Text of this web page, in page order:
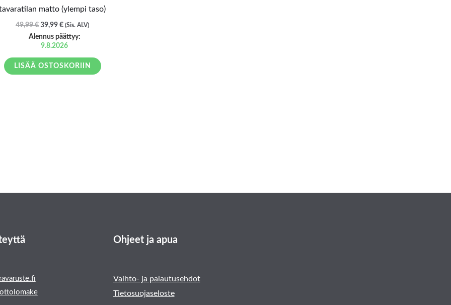
matto (ylempi taso)
49,99€ 39,99€ (Sis. ALV)
Alennus päättyy:
9.8.2026
LISÄÄ OSTOSKORIIN
Ohjeet ja apua
Vaihto- ja palautusehdot
Tietosuojaseloste